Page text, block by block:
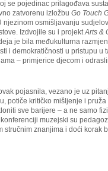
se pojedinac prilagođava
zatvorenu izložbu Go Touch
njezinom osmišljavanju
Izdvojile su i projektArts &
je bila međukulturna
i demokratičnosti u pristupu u
– primjerice djecom i
pojasnila, vezano je uz
potiče kritičko mišljenje i
sve barijere – a ne samo
muzejski su
stručnim znanjima i doći korak